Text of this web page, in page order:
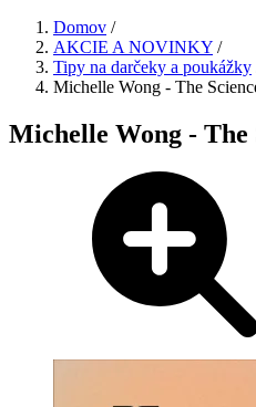
Domov /
AKCIE A NOVINKY /
Tipy na darčeky a poukážky
Michelle Wong - The
Michelle Wong - The